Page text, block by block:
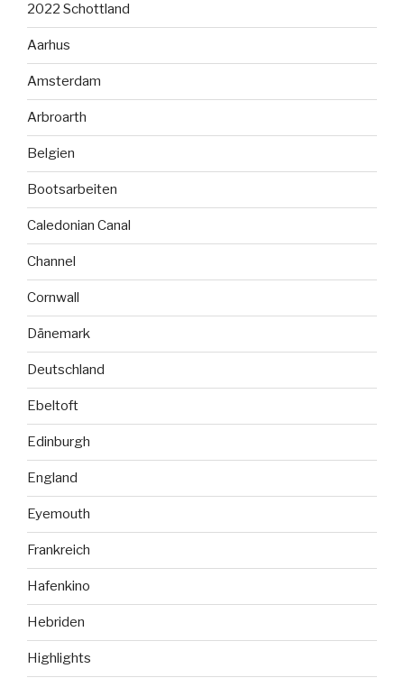
2022 Schottland
Aarhus
Amsterdam
Arbroarth
Belgien
Bootsarbeiten
Caledonian Canal
Channel
Cornwall
Dänemark
Deutschland
Ebeltoft
Edinburgh
England
Eyemouth
Frankreich
Hafenkino
Hebriden
Highlights